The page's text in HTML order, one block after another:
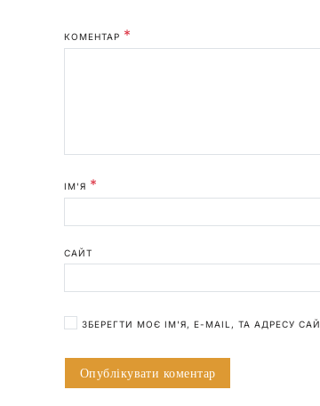
КОМЕНТАР *
ІМ'Я *
САЙТ
ЗБЕРЕГТИ МОЄ ІМ'Я, E-MAIL, ТА АДРЕСУ